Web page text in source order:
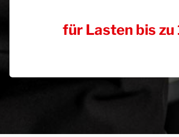
für Lasten bis zu